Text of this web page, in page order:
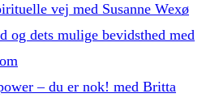
vej med Susanne Wexø
og dets mulige bevidsthed med
– du er nok! med Britta